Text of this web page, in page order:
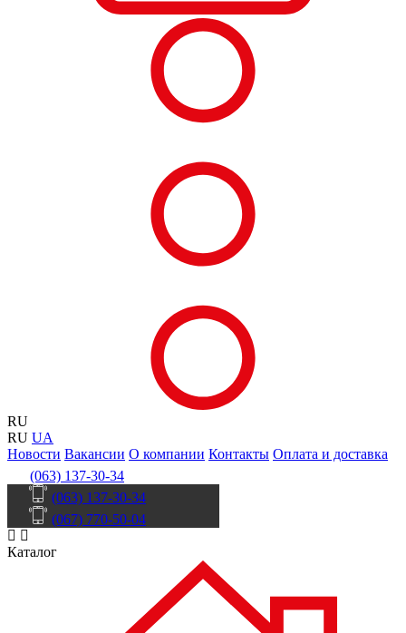
RU
RU UA
Новости Вакансии О компании Контакты Оплата и доставка
(063) 137-30-34
(063) 137-30-34
(067) 770-50-04
Каталог